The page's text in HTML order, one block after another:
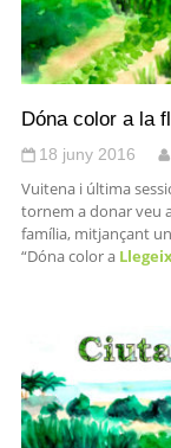
Dóna color a la
18 juny 2016
Vuitena i última
tornem a donar veu
família, mitjançant
“Dóna color a